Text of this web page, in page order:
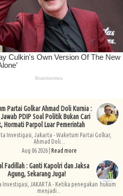
Partai Golkar Ahmad Doli Kurnia :
PDIP Soal Politik Bukan Cari
Hormati Parpol Luar Pemerintah
Investigasi, Jakarta - Waketum Partai Golkar,
Ahmad Doli...
Aug 06 2026 | Read more
Fadillah : Ganti Kapolri dan Jaksa
Agung, Sekarang Juga!
Investigasi, JAKARTA - Ketika penegakan hukum
menjadi...